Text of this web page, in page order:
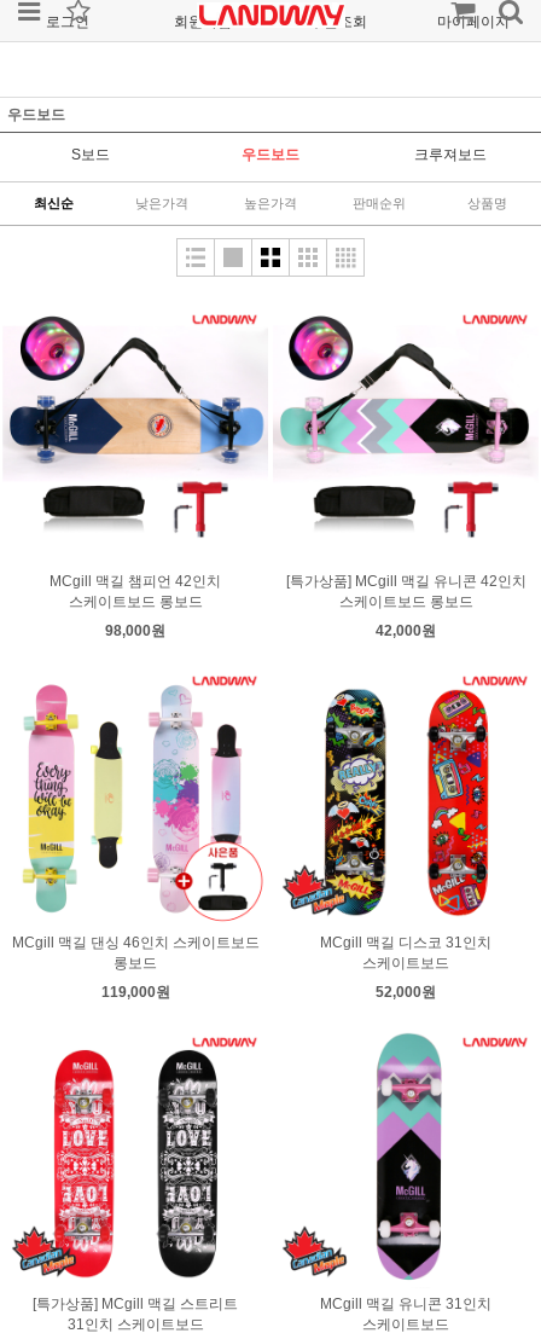
로그인 회원가입 주문조회 마이페이지
우드보드
S보드 우드보드 크루져보드
최신순 낮은가격 높은가격 판매순위 상품명
MCgill 맥길 챔피언 42인치
스케이트보드 롱보드
98,000원
[특가상품] MCgill 맥길 유니콘 42인치
스케이트보드 롱보드
42,000원
MCgill 맥길 댄싱 46인치 스케이트보드
롱보드
119,000원
MCgill 맥길 디스코 31인치
스케이트보드
52,000원
[특가상품] MCgill 맥길 스트리트
31인치 스케이트보드
MCgill 맥길 유니콘 31인치
스케이트보드